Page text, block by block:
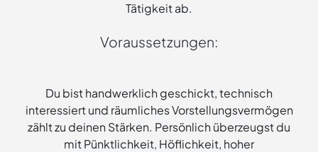
Tätigkeit ab.
Voraussetzungen:
Du bist handwerklich geschickt, technisch
interessiert und räumliches Vorstellungsvermögen
zählt zu deinen Stärken. Persönlich überzeugst du
mit Pünktlichkeit, Höflichkeit, hoher